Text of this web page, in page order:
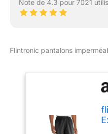
Note de 4.3 pour 7021
Flintronic pantalons